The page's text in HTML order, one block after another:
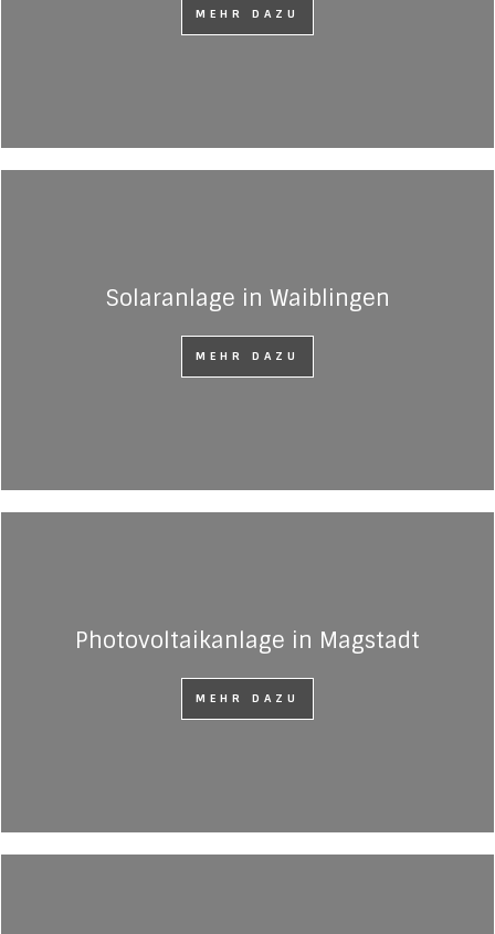
MEHR DAZU
Solaranlage in Waiblingen
MEHR DAZU
Photovoltaikanlage in Magstadt
MEHR DAZU